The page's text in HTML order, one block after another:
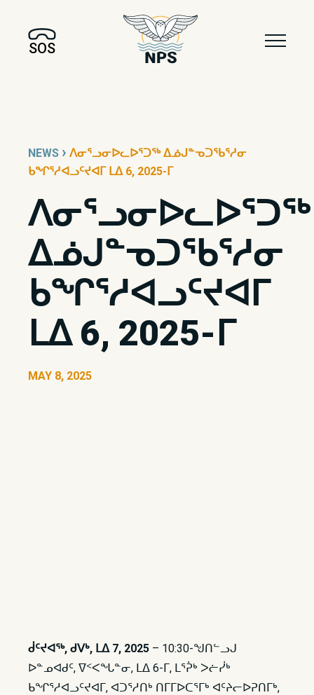
SOS
NEWS › ᐱᓂᕐᓗᓂᐅᓚᐅᕐᑐᖅ ᐃᓅᒍᓐᓀᑐᖃᕐᓱᓂ
ᑲᖏᕐᓱᐊᓗᑦᔪᐊᒥ ᒪᐃ 6, 2025-ᒥ
ᐱᓂᕐᓗᓂᐅᓚᐅᕐᑐᖅ
ᐃᓅᒍᓐᓀᑐᖃᕐᓱᓂ
ᑲᖏᕐᓱᐊᓗᑦᔪᐊᒥ
ᒪᐃ 6, 2025-ᒥ
MAY 8, 2025
ᑰᑦᔪᐊᖅ, ᑯᐯᒃ, ᒪᐃ 7, 2025 – 10:30-ᖑᑎᓪᓗᒍ
ᐅᓐᓄᐊᑯᑦ, ᐁᑉᐸᖓᓐᓂ, ᒪᐃ 6-ᒥ, ᒪᕐᕉᒃ ᐳᓖᓰᒃ
ᑲᖏᕐᓱᐊᓗᑦᔪᐊᒥ, ᐊᑐᕐᓱᑎᒃ ᑎᒥᒥᐅᑕᕐᒥᒃ ᐊᑦᔨᓕᐅᕈᑎᒥᒃ,